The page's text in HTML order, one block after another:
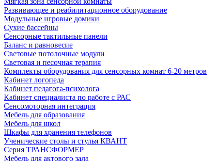
Развивающее и реабилитационное оборудование
Модульные игровые домики
Сухие бассейны
Сенсорные тактильные панели
Баланс и равновесие
Световые потолочные модули
Световая и песочная терапия
Комплекты оборудования для сенсорных комнат 6-20 метров
Кабинет логопеда
Кабинет педагога-психолога
Кабинет специалиста по работе с РАС
Сенсомоторная интеграция
Мебель для образования
Мебель для школ
Шкафы для хранения телефонов
Ученические столы и стулья КВАНТ
Серия ТРАНСФОРМЕР
Мебель для актового зала